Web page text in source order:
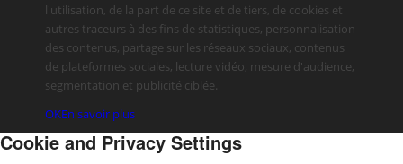
l'utilisation, de la part de ce site et de tiers, de cookies et
autres traceurs à des fins de statistiques, personnalisation
des contenus, partage sur les réseaux sociaux, contenus
de plateformes sociales, lecture vidéo, mesure d'audience,
segmentation et publicité ciblée.
OKEn savoir plus
Cookie and Privacy Settings